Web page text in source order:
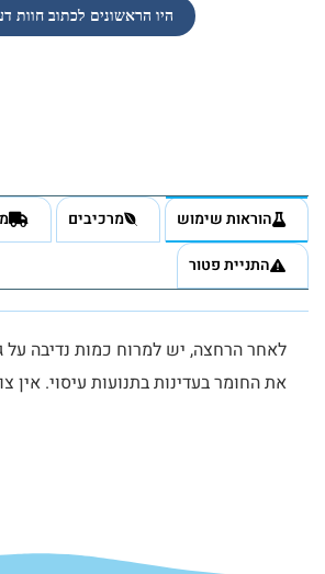
היו הראשונים לכתוב חוות
הוראות שימוש מרכיבים
התניית פטור
לאחר הרחצה, יש למרוח כמות נדיבה על
את החומר בעדינות בתנועות עיסוי. אין